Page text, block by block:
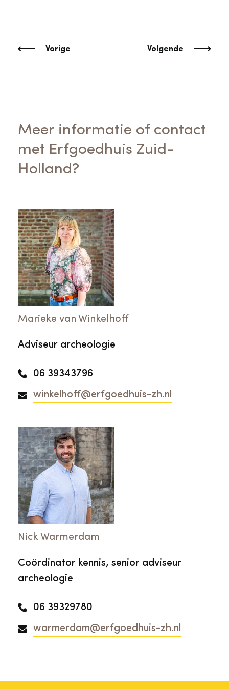
Vorige Volgende
Meer informatie of contact
met Erfgoedhuis Zuid-
Holland?
Marieke van Winkelhoff
Adviseur archeologie
06 39343796
winkelhoff@erfgoedhuis-zh.nl
Nick Warmerdam
Coördinator kennis, senior adviseur
archeologie
06 39329780
warmerdam@erfgoedhuis-zh.nl